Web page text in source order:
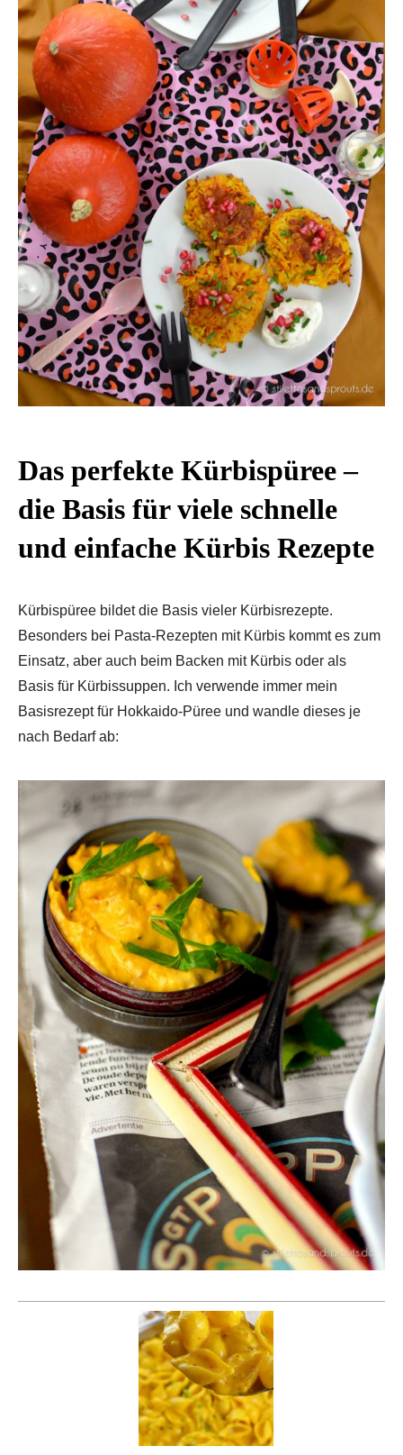
Das perfekte Kürbispüree –
die Basis für viele schnelle
und einfache Kürbis Rezepte
Kürbispüree bildet die Basis vieler Kürbisrezepte.
Besonders bei Pasta-Rezepten mit Kürbis kommt es zum
Einsatz, aber auch beim Backen mit Kürbis oder als
Basis für Kürbissuppen. Ich verwende immer mein
Basisrezept für Hokkaido-Püree und wandle dieses je
nach Bedarf ab: